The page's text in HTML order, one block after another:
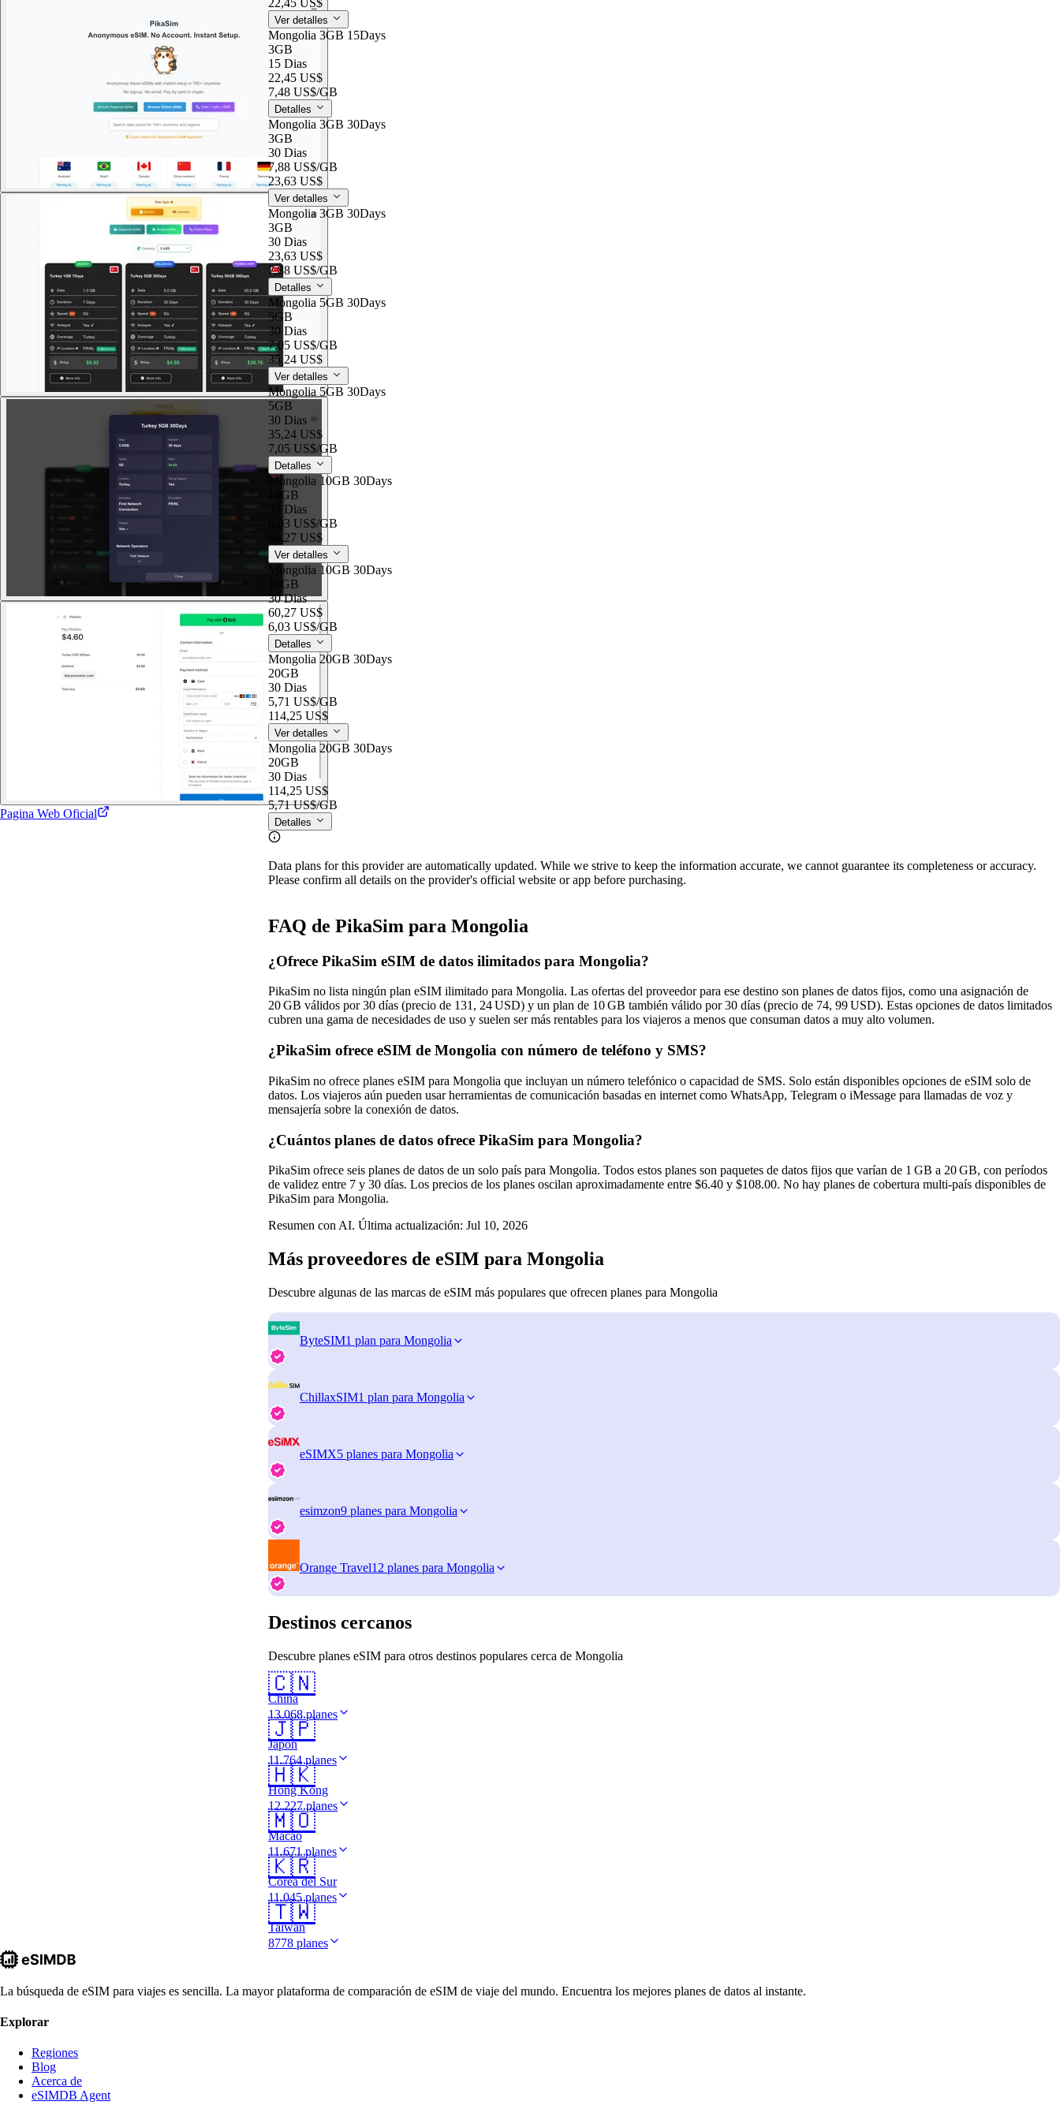
Pagina Web Oficial
Ver detalles
Mongolia 3GB 15Days
3GB
15 Dias
22,45 US$
7,48 US$/GB
Detalles
Mongolia 3GB 30Days
3GB
30 Dias
7,88 US$/GB
23,63 US$
Ver detalles
Mongolia 3GB 30Days
3GB
30 Dias
23,63 US$
7,88 US$/GB
Detalles
Mongolia 5GB 30Days
5GB
30 Dias
7,05 US$/GB
35,24 US$
Ver detalles
Mongolia 5GB 30Days
5GB
30 Dias
35,24 US$
7,05 US$/GB
Detalles
Mongolia 10GB 30Days
10GB
30 Dias
6,03 US$/GB
60,27 US$
Ver detalles
Mongolia 10GB 30Days
10GB
30 Dias
60,27 US$
6,03 US$/GB
Detalles
Mongolia 20GB 30Days
20GB
30 Dias
5,71 US$/GB
114,25 US$
Ver detalles
Mongolia 20GB 30Days
20GB
30 Dias
114,25 US$
5,71 US$/GB
Detalles
Data plans for this provider are automatically updated. While we strive to keep the information accurate, we cannot guarantee its completeness or accuracy.
Please confirm all details on the provider's official website or app before purchasing.
FAQ de PikaSim para Mongolia
¿Ofrece PikaSim eSIM de datos ilimitados para Mongolia?
PikaSim no lista ningún plan eSIM ilimitado para Mongolia. Las ofertas del proveedor para ese destino son planes de datos fijos, como una asignación de
20 GB válidos por 30 días (precio de 131, 24 USD) y un plan de 10 GB también válido por 30 días (precio de 74, 99 USD). Estas opciones de datos limitados
cubren una gama de necesidades de uso y suelen ser más rentables para los viajeros a menos que consuman datos a muy alto volumen.
¿PikaSim ofrece eSIM de Mongolia con número de teléfono y SMS?
PikaSim no ofrece planes eSIM para Mongolia que incluyan un número telefónico o capacidad de SMS. Solo están disponibles opciones de eSIM solo de
datos. Los viajeros aún pueden usar herramientas de comunicación basadas en internet como WhatsApp, Telegram o iMessage para llamadas de voz y
mensajería sobre la conexión de datos.
¿Cuántos planes de datos ofrece PikaSim para Mongolia?
PikaSim ofrece seis planes de datos de un solo país para Mongolia. Todos estos planes son paquetes de datos fijos que varían de 1 GB a 20 GB, con períodos
de validez entre 7 y 30 días. Los precios de los planes oscilan aproximadamente entre $6.40 y $108.00. No hay planes de cobertura multi‑país disponibles de
PikaSim para Mongolia.
Resumen con AI. Última actualización: Jul 10, 2026
Más proveedores de eSIM para Mongolia
Descubre algunas de las marcas de eSIM más populares que ofrecen planes para Mongolia
ByteSIM1 plan para Mongolia
ChillaxSIM1 plan para Mongolia
eSIMX5 planes para Mongolia
esimzon9 planes para Mongolia
Orange Travel12 planes para Mongolia
Destinos cercanos
Descubre planes eSIM para otros destinos populares cerca de Mongolia
🇨🇳
China
13.068 planes
🇯🇵
Japón
11.764 planes
🇭🇰
Hong Kong
12.227 planes
🇲🇴
Macao
11.671 planes
🇰🇷
Corea del Sur
11.045 planes
🇹🇼
Taiwán
8778 planes
La búsqueda de eSIM para viajes es sencilla. La mayor plataforma de comparación de eSIM de viaje del mundo. Encuentra los mejores planes de datos al instante.
Explorar
Regiones
Blog
Acerca de
eSIMDB Agent